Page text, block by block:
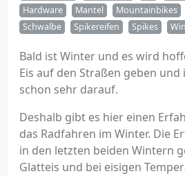
Hardware
Mantel Mountainbikes
Schwalbe
Spikereifen Spikes
Bald ist Winter und es wird
Eis auf den Straßen geben
schon sehr darauf.
Deshalb gibt es hier einen
das Radfahren im Winter. Die
in den letzten beiden Wintern
Glatteis und bei eisigen